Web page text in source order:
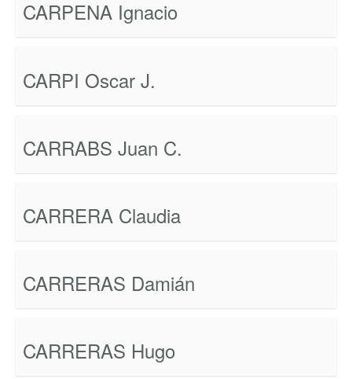
CARPENA Ignacio
CARPI Oscar J.
CARRABS Juan C.
CARRERA Claudia
CARRERAS Damián
CARRERAS Hugo